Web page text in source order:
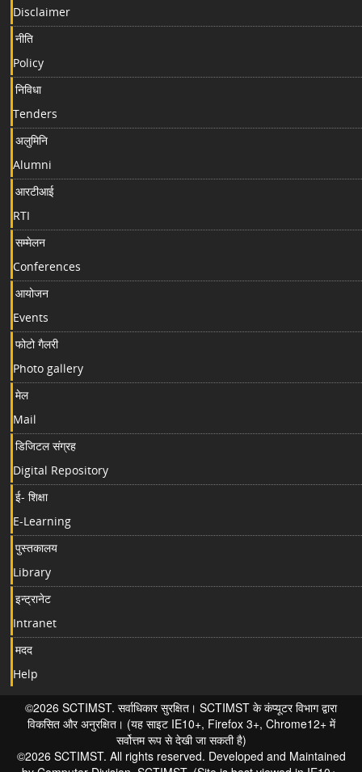
Disclaimer
नीति
Policy
निविधा
Tenders
अलुमिनि
Alumni
आरटीआई
RTI
सम्मेलन
Conferences
आयोजन
Events
फोटो गैलरी
Photo gallery
मेल
Mail
डिजिटल संग्रह
Digital Repository
ई- शिक्षा
E-Learning
पुस्तकालय
Library
इन्ट्रानेट
Intranet
मदद
Help
©2026 SCTIMST. सर्वाधिकार सुरक्षित। SCTIMST के कंप्यूटर विभाग द्वारा
विकसित और अनुरक्षित। (यह साइट IE10+, Firefox 3+, Chrome12+ में
सर्वोत्तम रूप से देखी जा सकती है)
©2026 SCTIMST. All rights reserved. Developed and Maintained